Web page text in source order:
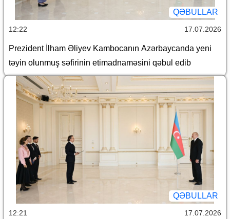
QƏBULLAR
12:22 17.07.2026
Prezident İlham Əliyev Kambocanın Azərbaycanda yeni
təyin olunmuş səfirinin etimadnaməsini qəbul edib
QƏBULLAR
12:21 17.07.2026